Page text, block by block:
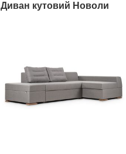
Диван кутовий Новоли